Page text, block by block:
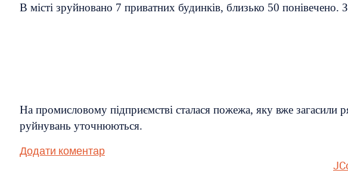
В місті зруйновано 7 приватних будинків, близько 50 понівечено.
На промисловому підприємстві сталася пожежа, яку вже загасили
руйнувань уточнюються.
Додати коментар